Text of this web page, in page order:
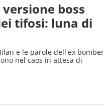
boss
tifosi: luna di
e le parole dell'ex bomber
nel caos in attesa di